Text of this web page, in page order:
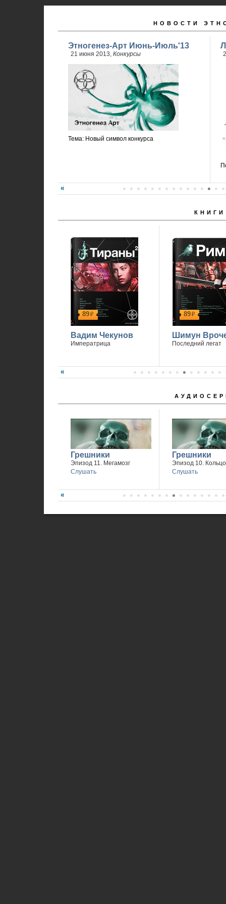
НОВОСТИ
Этногенез-Арт Июнь-Июль'13
21 июня 2013, Конкурсы
Тема: Новый символ конкурса
КНИГИ
89р
Вадим Чекунов
Императрица
89р
Шимун
Последний легат
Грешники
Эпизод 11. Мегамозг
Слушать
Грешники
Эпизод 10. Кольцо
Слушать